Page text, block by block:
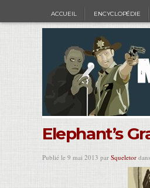
ACCUEIL ENCYCLOPÉDIE
Elephant’s
Publié le 9 mai 2013 par Squeletor dans